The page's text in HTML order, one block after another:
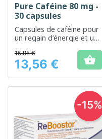
Pure Caféine 80 mg -
30 capsules
Capsules de caféine pour
un regain d’énergie et une
concentration
Prix
15,95 €
13,56 € 
-15%